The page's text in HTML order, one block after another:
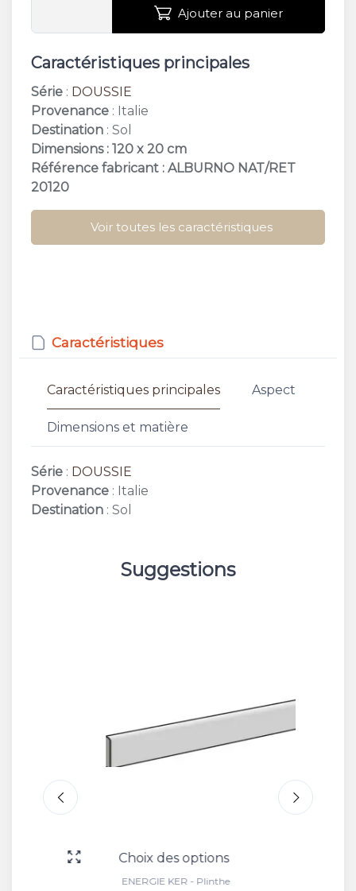
Ajouter au panier
Caractéristiques principales
Série : DOUSSIE
Provenance : Italie
Destination : Sol
Dimensions : 120 x 20 cm
Référence fabricant : ALBURNO NAT/RET
20120
Voir toutes les caractéristiques
Caractéristiques
Caractéristiques principales Aspect
Dimensions et matière
Série : DOUSSIE
Provenance : Italie
Destination : Sol
Suggestions
Choix des options
ENERGIE KER - Plinthe